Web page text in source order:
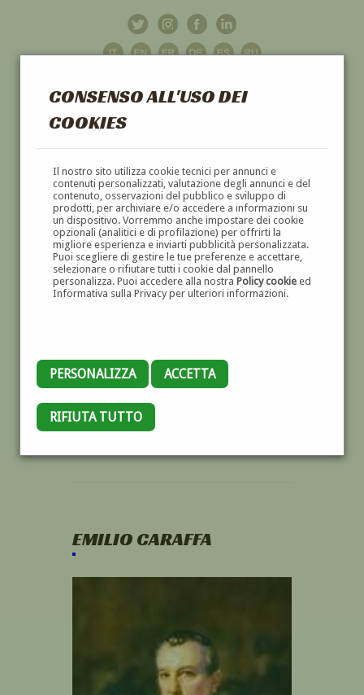
CONSENSO ALL'USO DEI
COOKIES
Il nostro sito utilizza cookie tecnici per annunci e
contenuti personalizzati, valutazione degli annunci e del
contenuto, osservazioni del pubblico e sviluppo di
prodotti, per archiviare e/o accedere a informazioni su
un dispositivo. Vorremmo anche impostare dei cookie
opzionali (analitici e di profilazione) per offrirti la
migliore esperienza e inviarti pubblicità personalizzata.
Puoi scegliere di gestire le tue preferenze e accettare,
selezionare o rifiutare tutti i cookie dal pannello
personalizza. Puoi accedere alla nostra Policy cookieed
Informativa sulla Privacy per ulteriori informazioni.
PERSONALIZZA ACCETTA
RIFIUTA TUTTO
GALLERIAD'ARTE
DIPINTI E SCULTURE '800 E '900
EMILIO CARAFFA